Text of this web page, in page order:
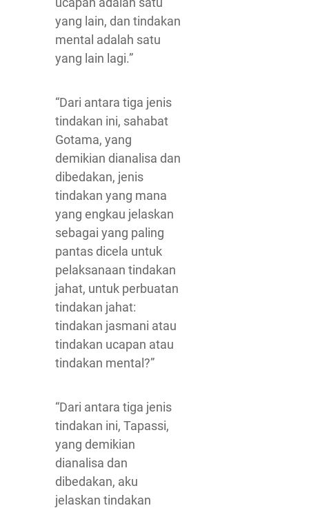
yang lain, dan tindakan
mental adalah satu
yang lain lagi.”
“Dari antara tiga jenis
tindakan ini, sahabat
Gotama, yang
demikian dianalisa dan
dibedakan, jenis
tindakan yang mana
yang engkau jelaskan
sebagai yang paling
pantas dicela untuk
pelaksanaan tindakan
jahat, untuk perbuatan
tindakan jahat:
tindakan jasmani atau
tindakan ucapan atau
tindakan mental?”
“Dari antara tiga jenis
tindakan ini, Tapassi,
yang demikian
dianalisa dan
dibedakan, aku
jelaskan tindakan